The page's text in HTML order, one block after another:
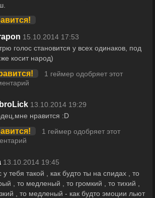
15.10.2014 17:53
голос становится у всех одинаков, под
же косит народ)
1 геймер одобряет этот
13.10.2014 19:29
нравится :D
1 геймер одобряет этот
13.10.2014 19:45
у тебя такой , как будто ты на спидах , то
, то медленый , то громкий , то тихий ,
, то медленый - как будто эмоции льют